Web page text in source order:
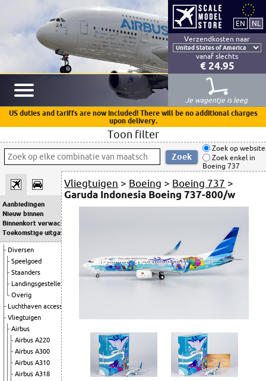
Verzendkosten naar
vanaf slechts
€ 24.95
Je wagentje is leeg
US duties and tariffs are now included! There will be no additional charges
upon delivery.
Toon filter
Zoek op website
Zoek enkel in
Boeing 737
Aanbiedingen
Nieuw binnen
Binnenkort verwacht
Toekomstige uitgaven
Diversen
Speelgoed
Staanders
Landingsgestellen
Overig
Luchthaven accessoires
Vliegtuigen
Airbus
Airbus A220
Airbus A300
Airbus A310
Airbus A318
Vliegtuigen > Boeing > Boeing 737 >
Garuda Indonesia Boeing 737-800/w